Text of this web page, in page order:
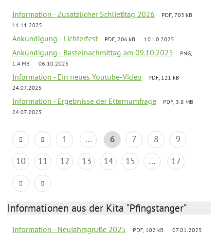
Information - Zusätzlicher Schließtag 2026
PDF, 703 kB
11.11.2025
Ankündigung - Lichterfest PDF, 206 kB 10.10.2025
Ankündigung - Bastelnachmittag am 09.10.2025
PNG,
1.4 MB
06.10.2025
Information - Ein neues Youtube-Video
PDF, 121 kB
24.07.2025
Information - Ergebnisse der Elternumfrage
PDF, 3.8 MB
24.07.2025
1 ... 6 7 8
9
10
11 12 13 14 15 ... 17
Informationen aus der Kita "Pfingstanger"
Information - Neujahrsgrüße 2025 PDF, 102 kB 07.01.2025